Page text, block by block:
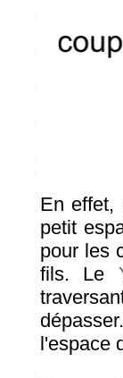
En effet,
petit
pour les
fils. Le
l'espace